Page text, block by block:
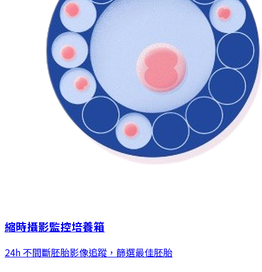
縮時攝影監控培養箱
24h 不間斷胚胎影像追蹤，篩選最佳胚胎